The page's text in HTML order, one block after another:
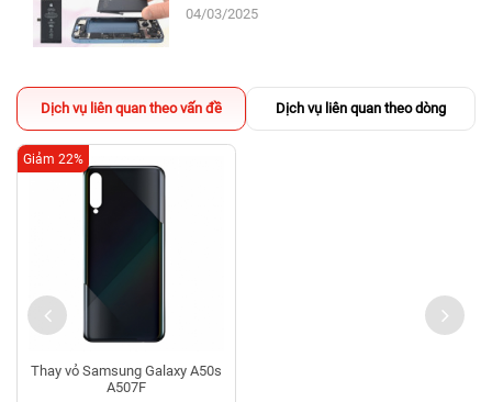
04/03/2025
Dịch vụ liên quan theo vấn đề Dịch vụ liên quan theo dòng
Thay vỏ Samsung Galaxy A50s
A507F
Giảm 22%